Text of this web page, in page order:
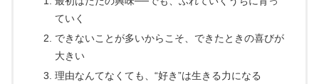
ていく
できないことが多いからこそ、できたときの喜びが
大きい
理由なんてなくても、“好き”は生きる力になる